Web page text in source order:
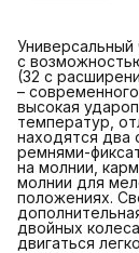
Универсальный
с
(32 с
–
высокая
температур,
находятся два
ремнями-
на молнии,
молнии для
положениях.
двойных
двигаться